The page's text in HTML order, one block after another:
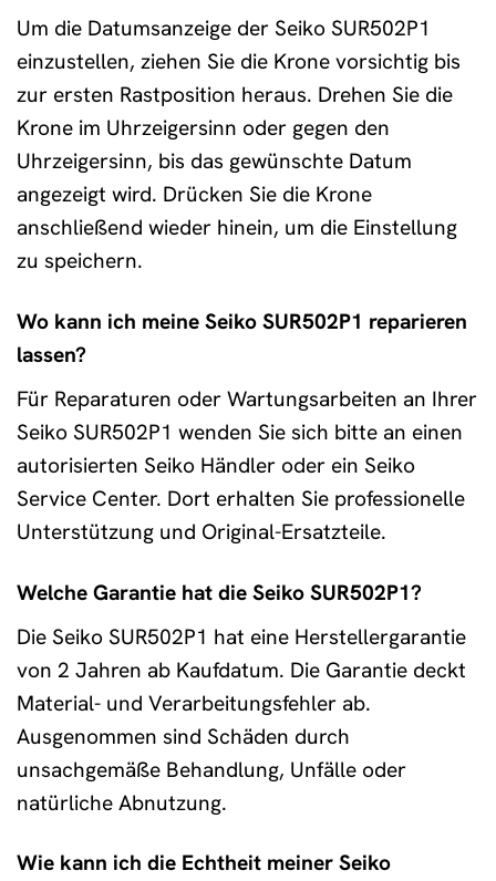
Um die Datumsanzeige der Seiko SUR502P1
einzustellen, ziehen Sie die Krone vorsichtig bis
zur ersten Rastposition heraus. Drehen Sie die
Krone im Uhrzeigersinn oder gegen den
Uhrzeigersinn, bis das gewünschte Datum
angezeigt wird. Drücken Sie die Krone
anschließend wieder hinein, um die Einstellung
zu speichern.
Wo kann ich meine Seiko SUR502P1 reparieren
lassen?
Für Reparaturen oder Wartungsarbeiten an Ihrer
Seiko SUR502P1 wenden Sie sich bitte an einen
autorisierten Seiko Händler oder ein Seiko
Service Center. Dort erhalten Sie professionelle
Unterstützung und Original-Ersatzteile.
Welche Garantie hat die Seiko SUR502P1?
Die Seiko SUR502P1 hat eine Herstellergarantie
von 2 Jahren ab Kaufdatum. Die Garantie deckt
Material- und Verarbeitungsfehler ab.
Ausgenommen sind Schäden durch
unsachgemäße Behandlung, Unfälle oder
natürliche Abnutzung.
Wie kann ich die Echtheit meiner Seiko